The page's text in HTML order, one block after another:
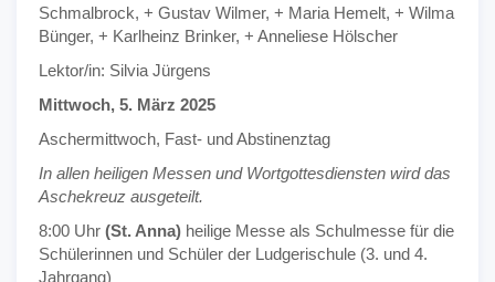
Schmalbrock, + Gustav Wilmer, + Maria Hemelt, + Wilma
Bünger, + Karlheinz Brinker, + Anneliese Hölscher
Lektor/in: Silvia Jürgens
Mittwoch, 5. März 2025
Aschermittwoch, Fast- und Abstinenztag
In allen heiligen Messen und Wortgottesdiensten wird das
Aschekreuz ausgeteilt.
8:00 Uhr (St. Anna) heilige Messe als Schulmesse für die
Schülerinnen und Schüler der Ludgerischule (3. und 4.
Jahrgang)